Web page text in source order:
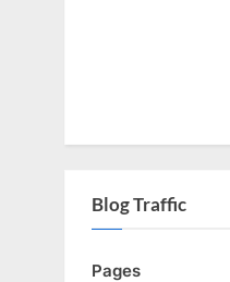
Blog Traffic
Pages